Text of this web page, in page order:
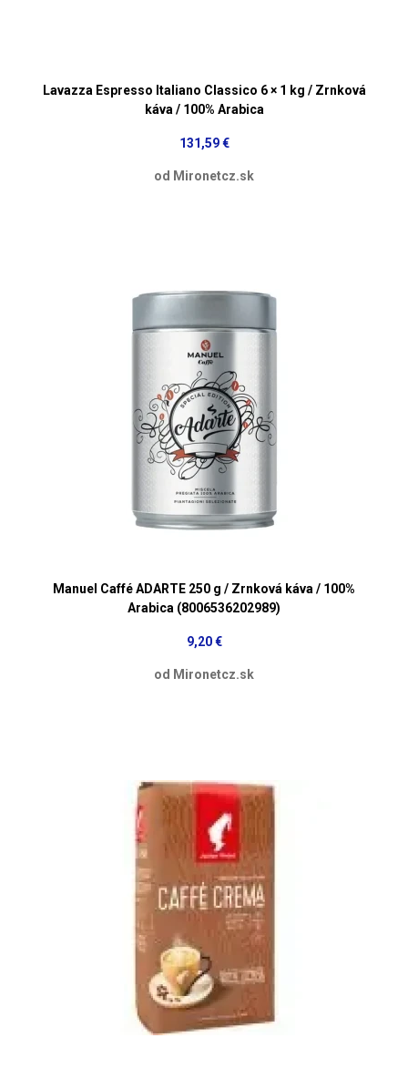
Lavazza Espresso Italiano Classico 6 × 1 kg / Zrnková
káva / 100% Arabica
131,59 €
od Mironetcz.sk
Manuel Caffé ADARTE 250 g / Zrnková káva / 100%
Arabica (8006536202989)
9,20 €
od Mironetcz.sk